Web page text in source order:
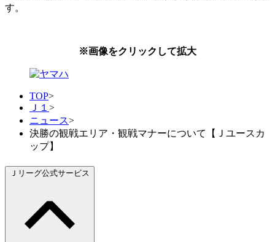
す。
※画像をクリックして拡大
TOP>
Ｊ１ >
ニュース>
決勝の観戦エリア・観戦マナーについて【Ｊユースカ
ップ】
Ｊリーグ公式サービス